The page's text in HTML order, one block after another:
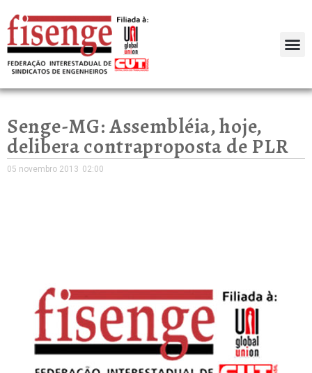
Senge-MG: Assembléia, hoje,
delibera contraproposta de PLR
05 novembro 2013 02:00